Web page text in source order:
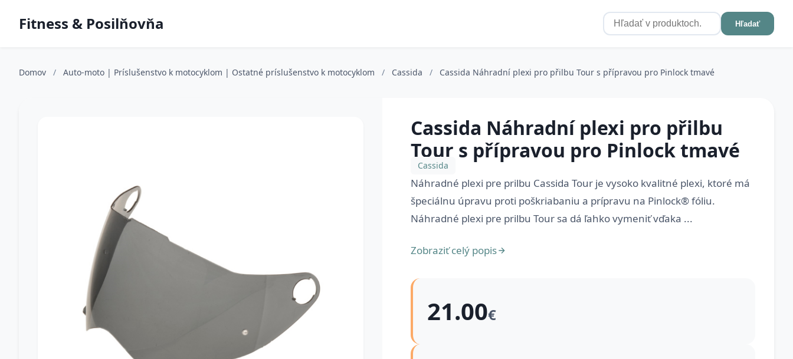
Fitness & Posilňovňa Hľadať
Domov / Auto-moto | Príslušenstvo k motocyklom | Ostatné príslušenstvo k motocyklom / Cassida / Cassida Náhradní plexi pro přilbu Tour s přípravou pro Pinlock tmavé
Cassida Náhradní plexi pro přilbu
Tour s přípravou pro Pinlock tmavé
Cassida
Náhradné plexi pre prilbu Cassida Tour je vysoko kvalitné plexi, ktoré má
špeciálnu úpravu proti poškriabaniu a prípravu na Pinlock® fóliu.
Náhradné plexi pre prilbu Tour sa dá ľahko vymeniť vďaka ...
Zobraziť celý popis
21.00€